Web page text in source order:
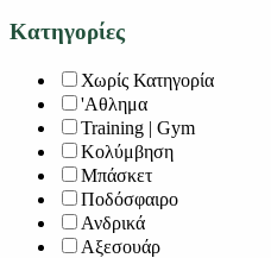
Κατηγορίες
Χωρίς Κατηγορία
'Αθλημα
Training | Gym
Κολύμβηση
Μπάσκετ
Ποδόσφαιρο
Ανδρικά
Αξεσουάρ